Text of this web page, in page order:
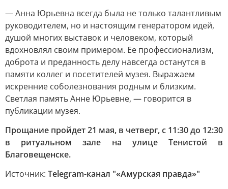
— Анна Юрьевна всегда была не только талантливым
руководителем, но и настоящим генератором идей,
душой многих выставок и человеком, который
вдохновлял своим примером. Ее профессионализм,
доброта и преданность делу навсегда останутся в
памяти коллег и посетителей музея. Выражаем
искренние соболезнования родным и близким.
Светлая память Анне Юрьевне, — говорится в
публикации музея.
Прощание пройдет 21 мая, в четверг, с 11:30 до 12:30
в ритуальном зале на улице Тенистой в
Благовещенске.
Источник: Telegram-канал "«Амурская правда»"